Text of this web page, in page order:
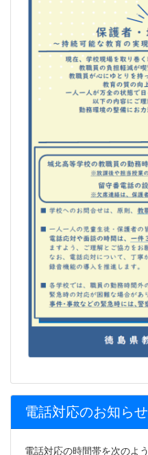
電話対応のお知らせ
電話対応の時間帯を次のよ